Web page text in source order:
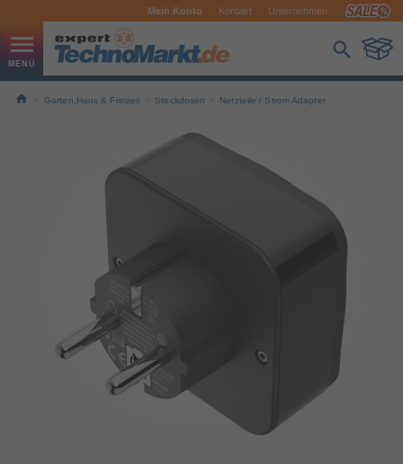
Mein Konto Kontakt Unternehmen
Garten,Haus & Freizeit Steckdosen Netzteile / Strom Adapter